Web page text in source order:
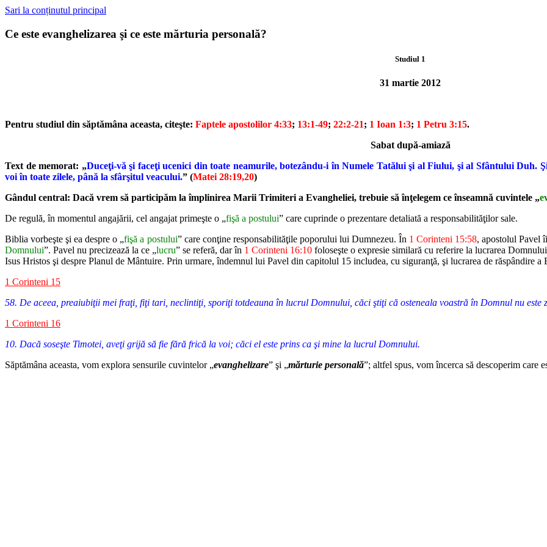
Sari la conținutul principal
Ce este evanghelizarea şi ce este mărturia personală?
Studiul 1
31 martie 2012
Pentru studiul din săptămâna aceasta, citeşte: Faptele apostolilor 4:33; 13:1-49; 22:2-21; 1 Ioan 1:3; 1 Petru 3:15.
Sabat după-amiază
Text de memorat: „Duceţi-vă şi faceţi ucenici din toate neamurile,botezându-i în Numele Tatălui şi al Fiului, şi al Sfântului Duh.
voi în toate zilele, până la sfârşitul veacului.” (Matei 28:19,20)
Gândul central: Dacă vrem să participăm la împlinirea Marii Trimiteri a Evangheliei, trebuie să înţelegem ce înseamnă cuvintele „
De regulă, în momentul angajării, cel angajat primeşte o „fişă a postului” care cuprinde o prezentare detaliată a responsabilităţilor sale.
Biblia vorbeşte şi ea despre o „fişă a postului” care conţine responsabilităţilepoporului lui Dumnezeu. În 1 Corinteni 15:58, apostolul Pavel
Domnului”. Pavel nu precizează la ce „lucru” se referă, dar în 1 Corinteni 16:10 foloseşte o expresie similară cu referire la lucrarea Domnului
Isus Hristos şi despre Planul de Mântuire. Prin urmare, îndemnul lui Pavel din capitolul 15 includea, cu siguranţă, şi lucrarea de răspândire a
1 Corinteni 15
58. De aceea, preaiubiţii mei fraţi, fiţi tari, neclintiţi, sporiţi totdeauna în lucrul Domnului, căci ştiţi că osteneala voastră în Domnul nu este
1 Corinteni 16
10. Dacă soseşte Timotei, aveţi grijă să fie fără frică la voi; căci el este prins ca şi mine la lucrul Domnului.
Săptămâna aceasta, vom explora sensurile cuvintelor „evanghelizare” şi „mărturie personală”; altfel spus, vom încerca să descoperim care